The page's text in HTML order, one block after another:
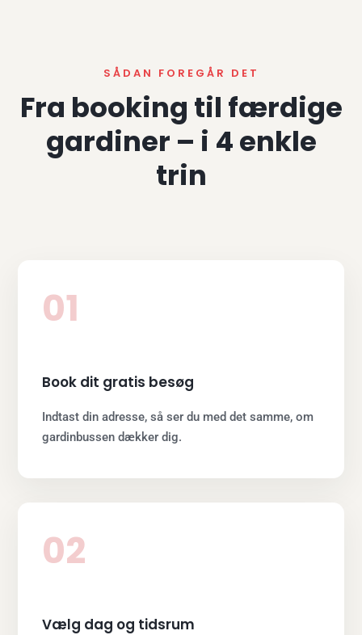
SÅDAN FOREGÅR DET
Fra booking til færdige
gardiner – i 4 enkle
trin
01
Book dit gratis besøg
Indtast din adresse, så ser du med det samme, om
gardinbussen dækker dig.
02
Vælg dag og tidsrum